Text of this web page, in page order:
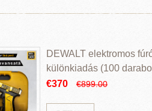
DEWALT elektromos
különkiadás (100
€370
€899.00